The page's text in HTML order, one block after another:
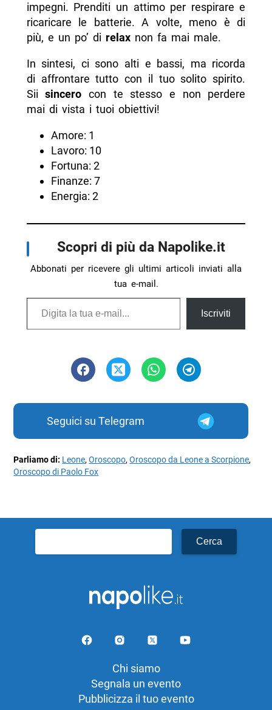
impegni. Prenditi un attimo per respirare e
ricaricare le batterie. A volte, meno è di
più, e un po’ di relaxnon fa mai male.
In sintesi, ci sono alti e bassi, ma ricorda
di affrontare tutto con il tuo solito spirito.
Siisincero con te stesso e non perdere
mai di vista i tuoi obiettivi!
Amore: 1
Lavoro: 10
Fortuna: 2
Finanze: 7
Energia: 2
Scopri di più da Napolike.it
Abbonati per ricevere gli ultimi articoli inviati alla
tua e-mail.
Digita la tua e-mail...
Iscriviti
Seguici su Telegram
Parliamo di: Leone,Oroscopo,Oroscopo da Leone a Scorpione,
Oroscopo di Paolo Fox
per:
Chi siamo
Segnala un evento
Pubblicizza il tuo evento